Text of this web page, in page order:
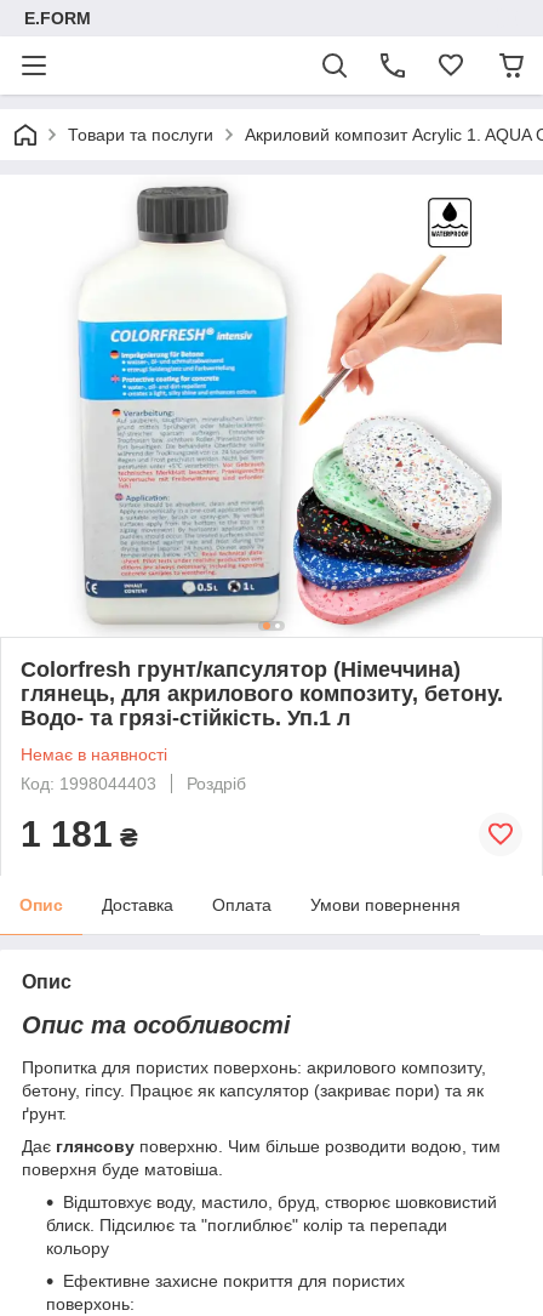
E.FORM
Товари та послуги Акриловий композит Acrylic 1. AQUA
Colorfresh грунт/капсулятор (Німеччина)
глянець, для акрилового композиту, бетону.
Водо- та грязі-стійкість. Уп.1 л
Немає в наявності
Код: 1998044403
Роздріб
1 181 ₴
Опис Доставка Оплата Умови повернення
Опис
Опис та особливості
Пропитка для пористих поверхонь: акрилового композиту,
бетону, гіпсу. Працює як капсулятор (закриває пори) та як
ґрунт.
Дає глянсову поверхню. Чим більше розводити водою, тим
поверхня буде матовіша.
Відштовхує воду, мастило, бруд, створює шовковистий
блиск. Підсилює та "поглиблює" колір та перепади
кольору
Ефективне захисне покриття для пористих
поверхонь: